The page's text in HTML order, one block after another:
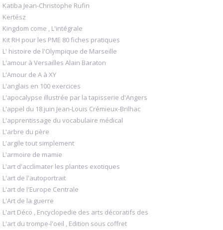
Katiba Jean-Christophe Rufin
Kertész
Kingdom come , L'intégrale
Kit RH pour les PME 80 fiches pratiques
L' histoire de l'Olympique de Marseille
L'amour à Versailles Alain Baraton
L'Amour de A à XY
L'anglais en 100 exercices
L'apocalypse illustrée par la tapisserie d'Angers
L'appel du 18 juin Jean-Louis Crémieux-Brilhac
L'apprentissage du vocabulaire médical
L'arbre du père
L'argile tout simplement
L'armoire de mamie
L'art d'acclimater les plantes exotiques
L'art de l'autoportrait
L'art de l'Europe Centrale
L'Art de la guerre
L'art Déco , Encyclopedie des arts décoratifs des
L'art du trompe-l'oeil , Edition sous coffret